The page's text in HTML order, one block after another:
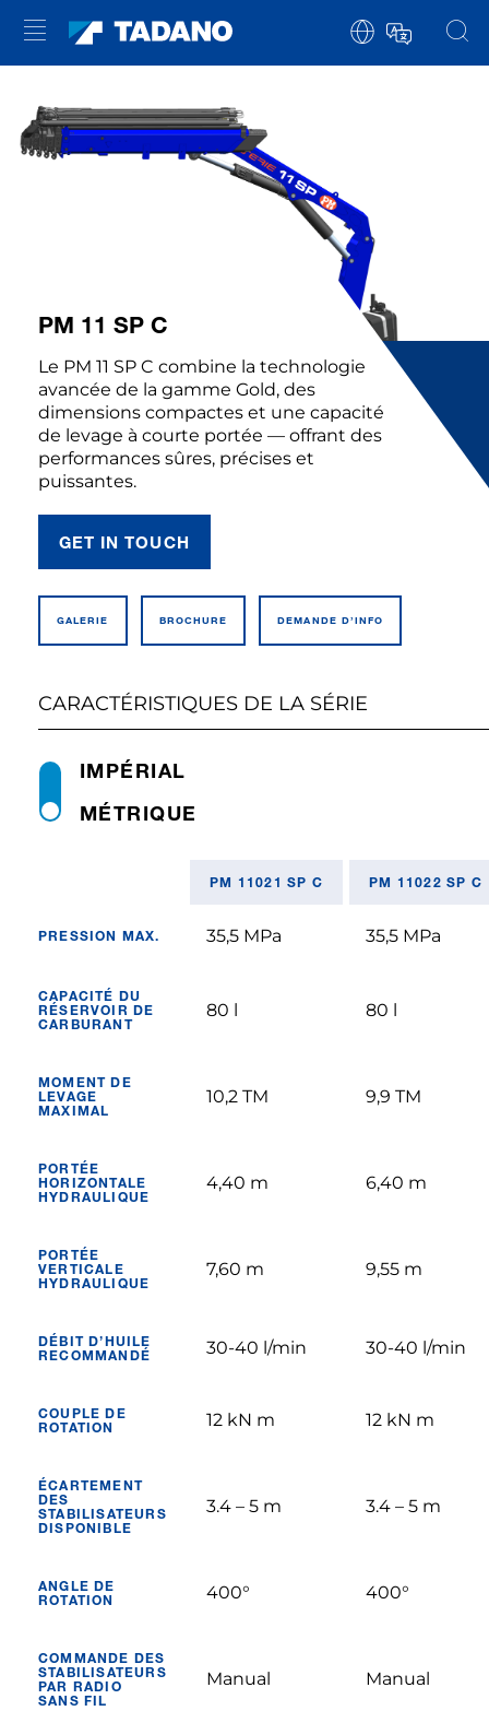
PM 11 SP C
Le PM 11 SP C combine la technologie
avancée de la gamme Gold, des
dimensions compactes et une capacité
de levage à courte portée — offrant des
performances sûres, précises et
puissantes.
GET IN TOUCH
GALERIE BROCHURE DEMANDE D’INFO
CARACTÉRISTIQUES DE LA SÉRIE
MÉTRIQUE
IMPÉRIAL
PM 11021 SP C PM 11022 SP C
PRESSION MAX. 35,5 MPa 35,5 MPa
CAPACITÉ DU
RÉSERVOIR DE
CARBURANT
80 l 80 l
MOMENT DE
LEVAGE
MAXIMAL
10,2 TM 9,9 TM
PORTÉE
HORIZONTALE
HYDRAULIQUE
4,40 m 6,40 m
PORTÉE
VERTICALE
HYDRAULIQUE
7,60 m 9,55 m
DÉBIT D’HUILE
RECOMMANDÉ
30-40 l/min 30-40 l/min
COUPLE DE
ROTATION
12 kN m 12 kN m
ÉCARTEMENT
DES
STABILISATEURS
DISPONIBLE
3.4 – 5 m 3.4 – 5 m
ANGLE DE
ROTATION
400° 400°
COMMANDE DES
STABILISATEURS
PAR RADIO
SANS FIL
Manual Manual